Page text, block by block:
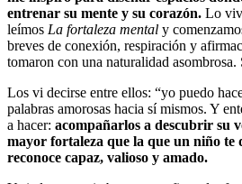
entrenar su mente y su corazón. Lo
leímos La fortaleza mental y
breves de conexión, respiración y
tomaron con una naturalidad
Los vi decirse entre ellos: “yo puedo
palabras amorosas hacia sí mismos. Y
a hacer: acompañarlos a descubrir su
mayor fortaleza que la que un niño te
reconoce capaz, valioso y amado.